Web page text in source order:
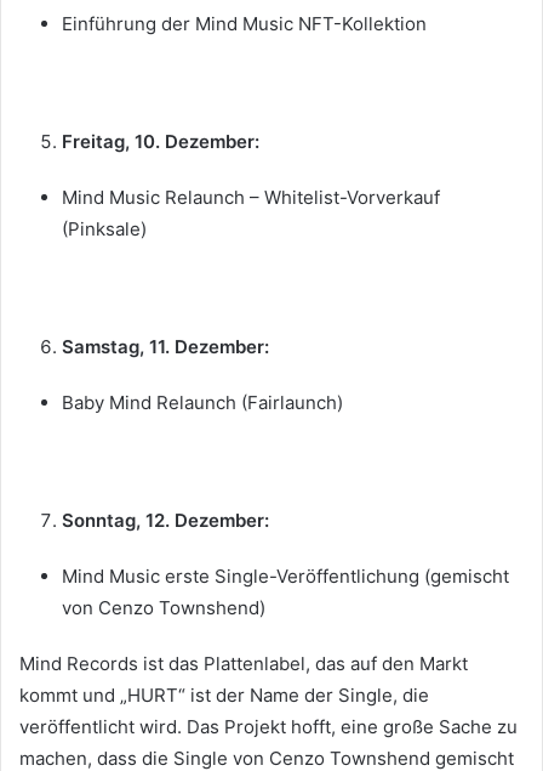
Einführung der Mind Music NFT-Kollektion
Freitag, 10. Dezember:
Mind Music Relaunch – Whitelist-Vorverkauf
(Pinksale)
Samstag, 11. Dezember:
Baby Mind Relaunch (Fairlaunch)
Sonntag, 12. Dezember:
Mind Music erste Single-Veröffentlichung (gemischt
von Cenzo Townshend)
Mind Records ist das Plattenlabel, das auf den Markt
kommt und „HURT“ ist der Name der Single, die
veröffentlicht wird. Das Projekt hofft, eine große Sache zu
machen, dass die Single von Cenzo Townshend gemischt